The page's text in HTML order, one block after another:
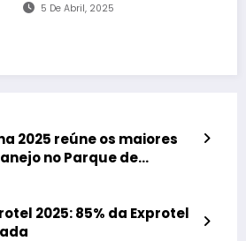
5 De Abril, 2025
2025 reúne os maiores
no Parque de
2025: 85% da Exprotel